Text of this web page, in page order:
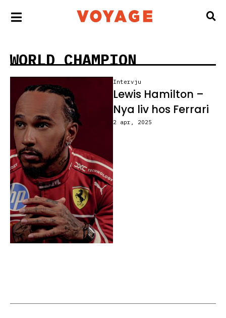
WORLD CHAMPION
Intervju
Lewis Hamilton –
Nya liv hos Ferrari
2 apr, 2025